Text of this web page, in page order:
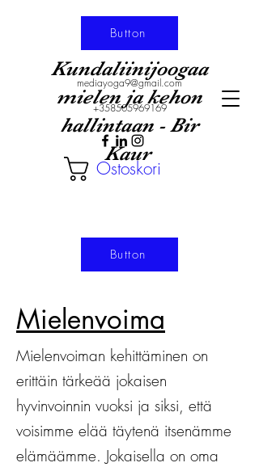
Kundaliinijoogaa
mielen ja kehon
hallintaan - Bir
Kaur
mediayoga9@gmail.com
+358505969169
Ostoskori
Button
Button
Mielenvoima
Mielenvoiman kehittäminen on
erittäin tärkeää jokaisen
hyvinvoinnin vuoksi ja siksi, että
voisimme elää täytenä itsenämme
elämäämme. Jokaisella on oma